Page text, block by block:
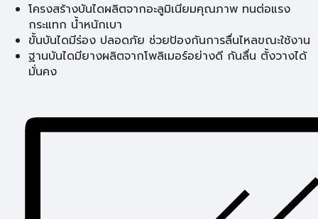
โครงสร้างบันไดผลิตจากอะลูมิเนียมคุณภาพ ทนต่อแรง
กระแทก น้ำหนักเบา
ขั้นบันไดมีร่อง ปลอดภัย ช่วยป้องกันการลื่นไหลขณะใช้งาน
ฐานบันไดมียางผลิตจากโพลิเมอร์อย่างดี กันลื่น ตั้งวางได้
มั่นคง